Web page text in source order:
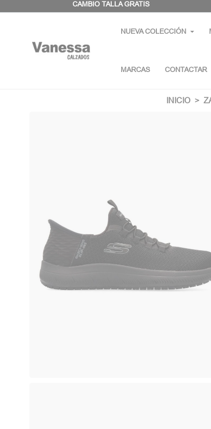
CAMBIO TALLA GRATIS
NUEVA COLECCIÓN
MARCAS CONTACTAR
INICIO
Panel de gestión de cookies